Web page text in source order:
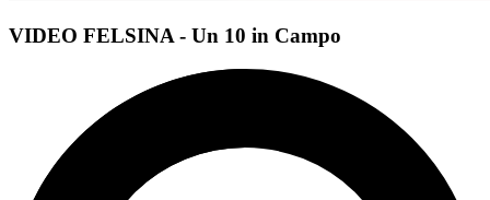
VIDEO FELSINA - Un 10 in Campo